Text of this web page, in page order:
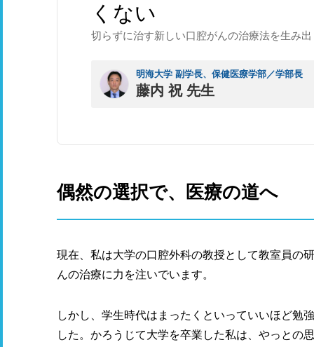
くない
切らずに治す新しい口腔がんの治療法を生み
明海大学 副学長、保健医療学部／学部長
藤内 祝 先生
偶然の選択で、医療の道へ
現在、私は大学の口腔外科の教授として教室員の
んの治療に力を注いでいます。
しかし、学生時代はまったくといっていいほど勉
した。かろうじて大学を卒業した私は、やっとの